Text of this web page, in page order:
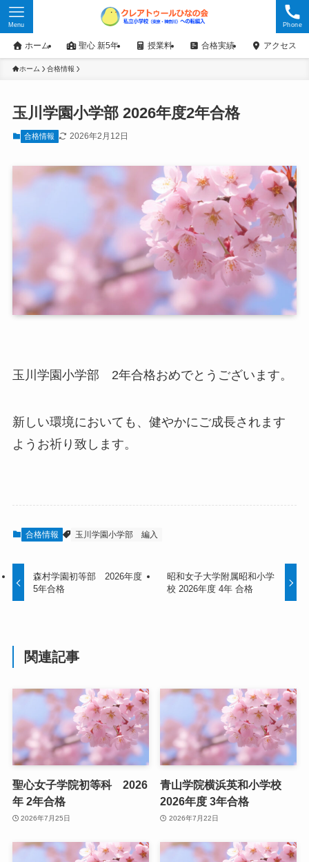
Phone
Menu
ホーム 聖心 新5年 授業料 合格実績 アクセス
ホーム 合格情報
玉川学園小学部 2026年度2年合格
合格情報 2026年2月12日
玉川学園小学部 2年合格おめでとうございます。
新しい環境においても、健やかにご成長されます
ようお祈り致します。
合格情報 玉川学園小学部 編入
森村学園初等部 2026年度
5年合格
昭和女子大学附属昭和小学
校 2026年度 4年 合格
関連記事
聖心女子学院初等科 2026
年 2年合格
2026年7月25日
青山学院横浜英和小学校
2026年度 3年合格
2026年7月22日